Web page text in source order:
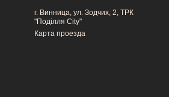
г. Винница, ул. Зодчих, 2, ТРК
"Поділля City"
Карта проезда